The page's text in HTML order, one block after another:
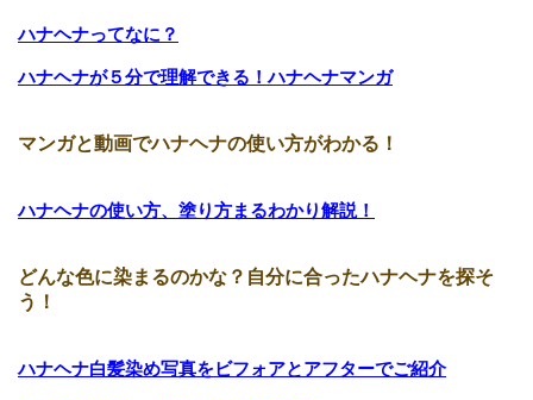
ハナヘナってなに？
ハナヘナが５分で理解できる！ハナヘナマンガ
マンガと動画でハナヘナの使い方がわかる！
ハナヘナの使い方、塗り方まるわかり解説！
どんな色に染まるのかな？自分に合ったハナヘナを探そ
う！
ハナヘナ白髪染め写真をビフォアとアフターでご紹介